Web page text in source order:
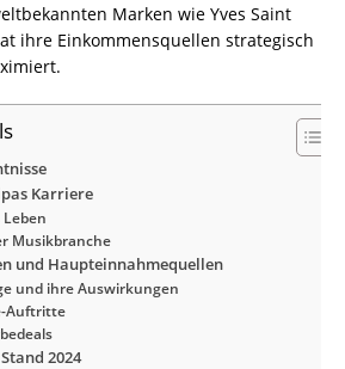
Marken wie Yves Saint
ihre Einkommensquellen strategisch
Karriere
Musikbranche
und Haupteinnahmequellen
und ihre Auswirkungen
Auftritte
2024